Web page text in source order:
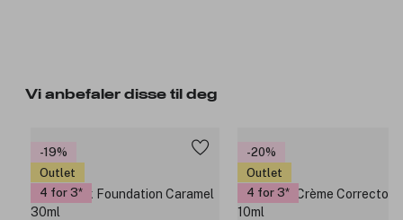
Vi anbefaler disse til deg
-19%
Outlet
4 for 3
-20%
Outlet
4 for 3